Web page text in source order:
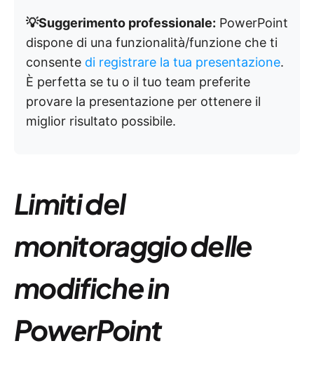
💡Suggerimento professionale: PowerPoint
dispone di una funzionalità/funzione che ti
consente di registrare la tua presentazione.
È perfetta se tu o il tuo team preferite
provare la presentazione per ottenere il
miglior risultato possibile.
Limiti del
monitoraggio delle
modifiche in
PowerPoint